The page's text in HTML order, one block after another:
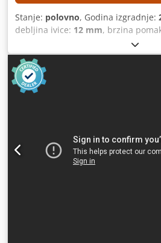
Stanje: polovno, Godina izgradnje:
debljina ivice: 12 mm, brzina